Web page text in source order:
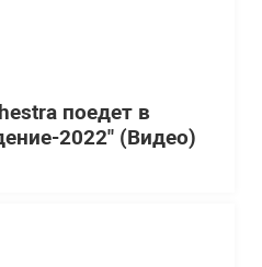
поедет в
2022" (Видео)